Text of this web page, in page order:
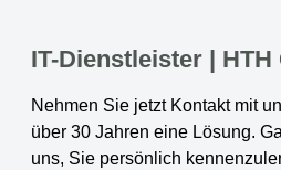
IT-Dienstleister | HTH
Nehmen Sie jetzt Kontakt mit
über 30 Jahren eine Lösung.
uns, Sie persönlich